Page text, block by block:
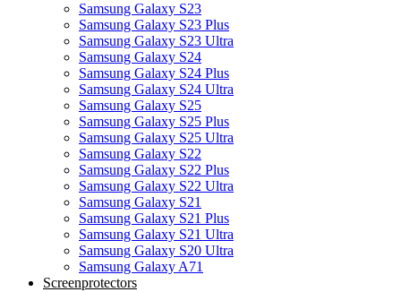
Samsung Galaxy S23
Samsung Galaxy S23 Plus
Samsung Galaxy S23 Ultra
Samsung Galaxy S24
Samsung Galaxy S24 Plus
Samsung Galaxy S24 Ultra
Samsung Galaxy S25
Samsung Galaxy S25 Plus
Samsung Galaxy S25 Ultra
Samsung Galaxy S22
Samsung Galaxy S22 Plus
Samsung Galaxy S22 Ultra
Samsung Galaxy S21
Samsung Galaxy S21 Plus
Samsung Galaxy S21 Ultra
Samsung Galaxy S20 Ultra
Samsung Galaxy A71
Screenprotectors